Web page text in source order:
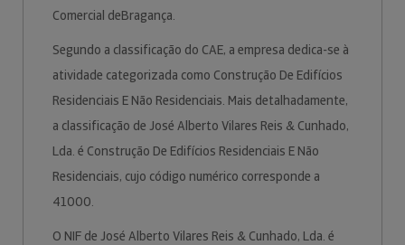
Comercial deBragança.
Segundo a classificação do CAE, a empresa dedica-se à
atividade categorizada como Construção De Edifícios
Residenciais E Não Residenciais. Mais detalhadamente,
a classificação de José Alberto Vilares Reis & Cunhado,
Lda. é Construção De Edifícios Residenciais E Não
Residenciais, cujo código numérico corresponde a
41000.
O NIF de José Alberto Vilares Reis & Cunhado, Lda. é